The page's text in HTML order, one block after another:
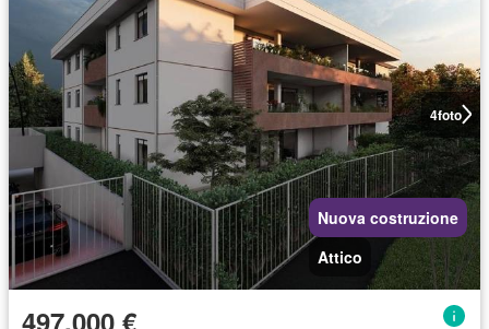
4foto
Nuova costruzione
Attico
497.000 €